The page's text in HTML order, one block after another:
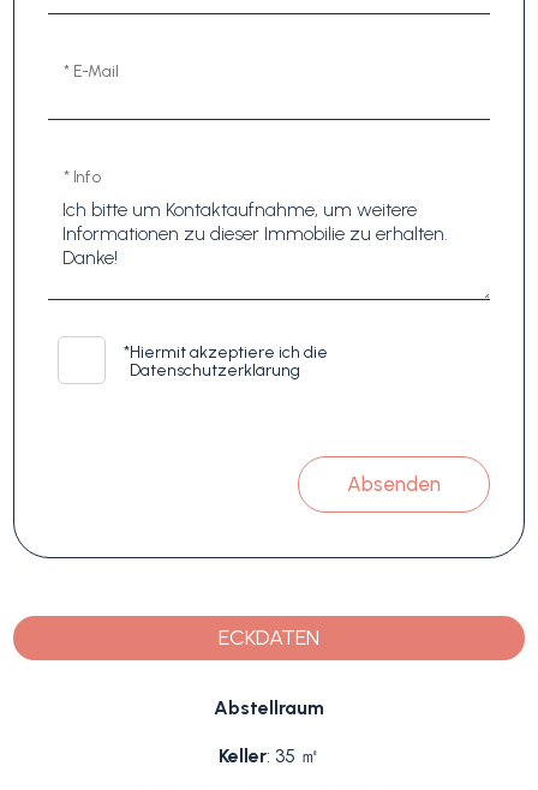
* E-Mail
* Info
*Hiermit akzeptiere ich die
Datenschutzerklärung
Absenden
ECKDATEN
Abstellraum
Keller: 35 ㎡